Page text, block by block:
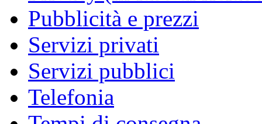
Pubblicità e prezzi
Servizi privati
Servizi pubblici
Telefonia